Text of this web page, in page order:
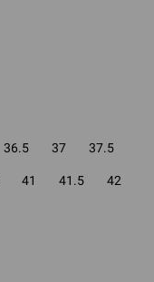
36.5 37 37.5
41 41.5 42